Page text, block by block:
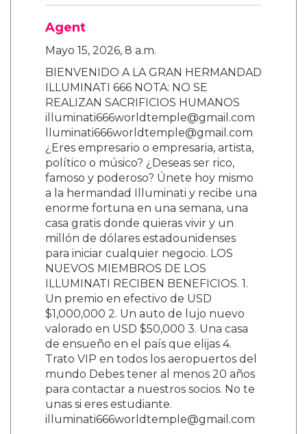
Agent
Mayo 15, 2026, 8 a.m.
BIENVENIDO A LA GRAN HERMANDAD
ILLUMINATI 666 NOTA: NO SE
REALIZAN SACRIFICIOS HUMANOS
illuminati666worldtemple@gmail.com
lluminati666worldtemple@gmail.com
¿Eres empresario o empresaria, artista,
político o músico? ¿Deseas ser rico,
famoso y poderoso? Únete hoy mismo
a la hermandad Illuminati y recibe una
enorme fortuna en una semana, una
casa gratis donde quieras vivir y un
millón de dólares estadounidenses
para iniciar cualquier negocio. LOS
NUEVOS MIEMBROS DE LOS
ILLUMINATI RECIBEN BENEFICIOS. 1.
Un premio en efectivo de USD
$1,000,000 2. Un auto de lujo nuevo
valorado en USD $50,000 3. Una casa
de ensueño en el país que elijas 4.
Trato VIP en todos los aeropuertos del
mundo Debes tener al menos 20 años
para contactar a nuestros socios. No te
unas si eres estudiante.
illuminati666worldtemple@gmail.com